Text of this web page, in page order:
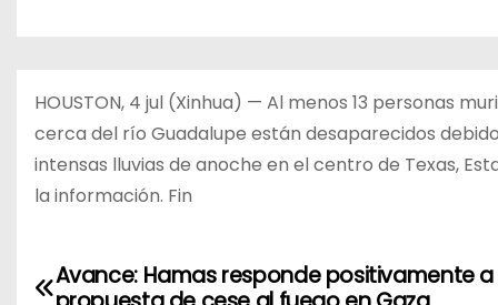
HOUSTON, 4 jul (Xinhua) — Al menos 13 personas
cerca del río Guadalupe están desaparecidos
intensas lluvias de anoche en el centro de Texas,
la información. Fin
NAvance: Hamas responde positivamente a